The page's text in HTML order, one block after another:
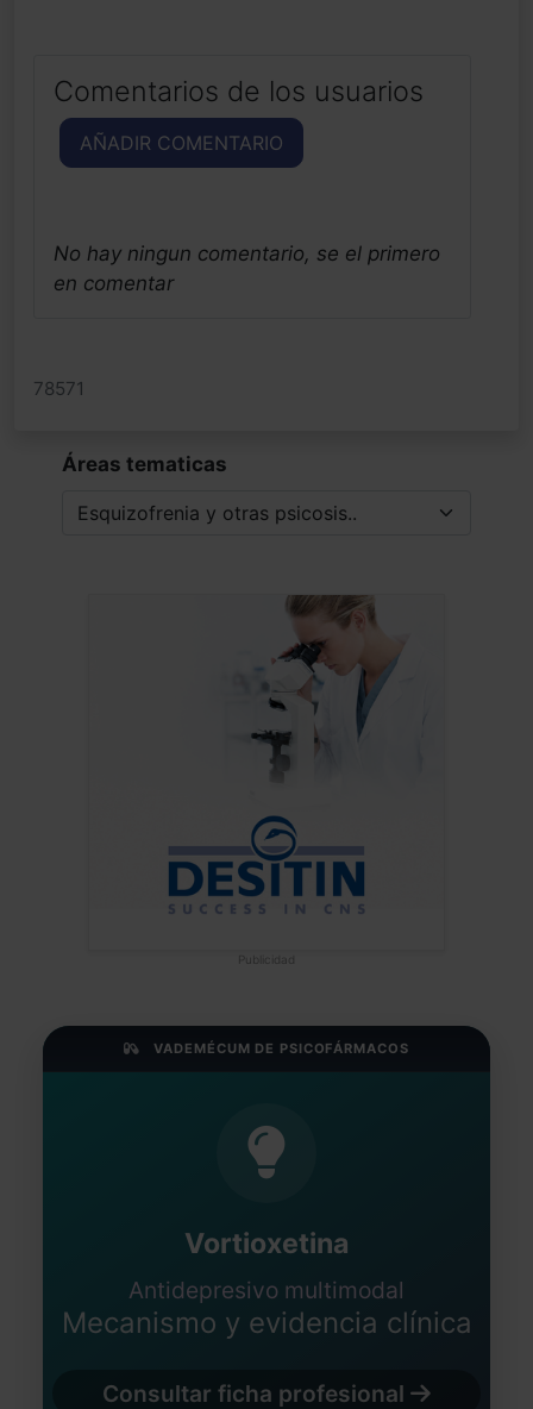
Comentarios de los usuarios
AÑADIR COMENTARIO
No hay ningun comentario, se el primero
en comentar
78571
Áreas tematicas
Publicidad
VADEMÉCUM DE PSICOFÁRMACOS
Vortioxetina
Antidepresivo multimodal
Mecanismo y evidencia clínica
Consultar ficha profesional